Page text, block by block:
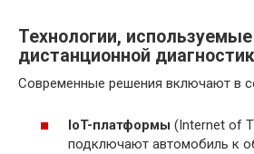
Технологии,
дистанционной
Современные решения включают в
IoT-платформы (Internet of
подключают автомобиль к